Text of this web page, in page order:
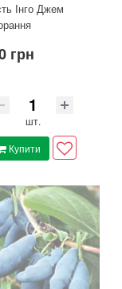
Інго Джем
грн
шт.
Купити